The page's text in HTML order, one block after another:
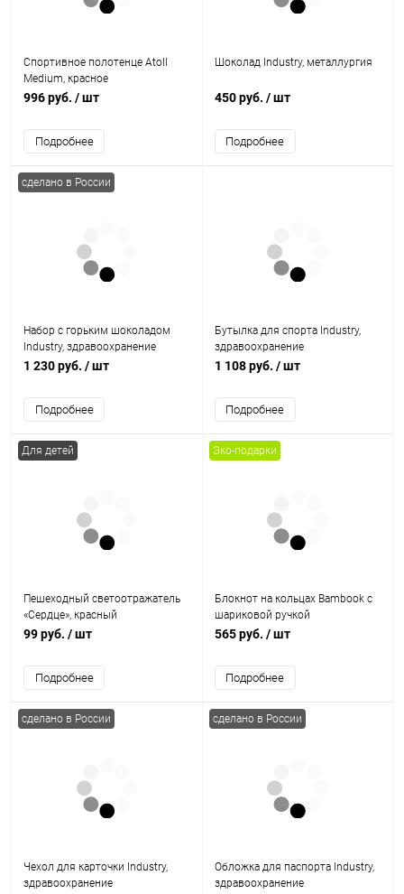
Спортивное полотенце Atoll
Medium, красное
996 руб. / шт
Подробнее
Шоколад Industry, металлургия
450 руб. / шт
Подробнее
сделано в России
Набор с горьким шоколадом
Industry, здравоохранение
1 230 руб. / шт
Подробнее
Бутылка для спорта Industry,
здравоохранение
1 108 руб. / шт
Подробнее
Для детей
Пешеходный светоотражатель
«Сердце», красный
99 руб. / шт
Подробнее
Эко-подарки
Блокнот на кольцах Bambook с
шариковой ручкой
565 руб. / шт
Подробнее
сделано в России
Чехол для карточки Industry,
здравоохранение
сделано в России
Обложка для паспорта Industry,
здравоохранение